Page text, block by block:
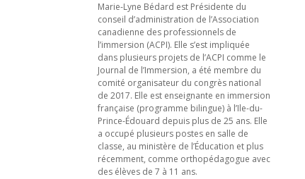
Marie-Lyne Bédard est Présidente du
conseil d’administration de l’Association
canadienne des professionnels de
l’immersion (ACPI). Elle s’est impliquée
dans plusieurs projets de l’ACPI comme le
Journal de l’Immersion, a été membre du
comité organisateur du congrès national
de 2017. Elle est enseignante en immersion
française (programme bilingue) à l’Ile-du-
Prince-Édouard depuis plus de 25 ans. Elle
a occupé plusieurs postes en salle de
classe, au ministère de l’Éducation et plus
récemment, comme orthopédagogue avec
des élèves de 7 à 11 ans.